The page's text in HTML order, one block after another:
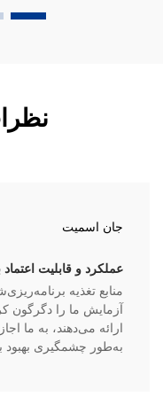
جان اسمیت
عملکرد و قابلیت اعتماد
آزمایش ما را دگرگون
ارائه می‌دهند، به ما
به‌طور چشمگیری بهبود